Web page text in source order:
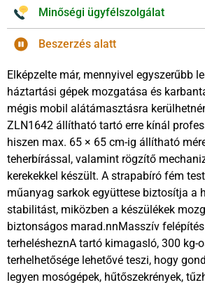
Minőségi ügyfélszolgálat
Beszerzés alatt
Elképzelte már, mennyivel egyszerűbb
háztartási gépek mozgatása és
mégis mobil alátámasztásra
ZLN1642 állítható tartó erre kínál
hiszen max. 65 × 65 cm-ig állítható
teherbírással, valamint rögzítő
kerekekkel készült. A strapabíró fém
műanyag sarkok együttese biztosítja a
stabilitást, miközben a készülékek
biztonságos marad.nnMasszív
terhelésheznA tartó kimagasló, 300 kg-
terhelhetősége lehetővé teszi, hogy
legyen mosógépek, hűtőszekrények,